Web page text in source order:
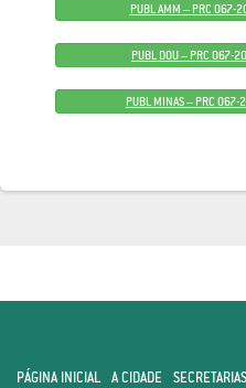
PUBL AMM – PRC 067-
PUBL DOU – PRC 067-
PUBL MINAS – PRC 067-
PÁGINA INICIAL A CIDADE SECRETARIAS